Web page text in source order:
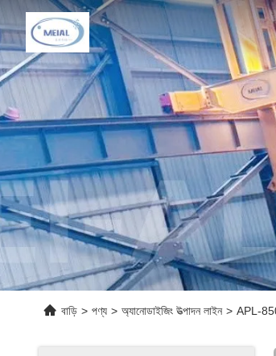
বাড়ি > পণ্য > অ্যানোডাইজিং উত্পাদন লাইন > APL-